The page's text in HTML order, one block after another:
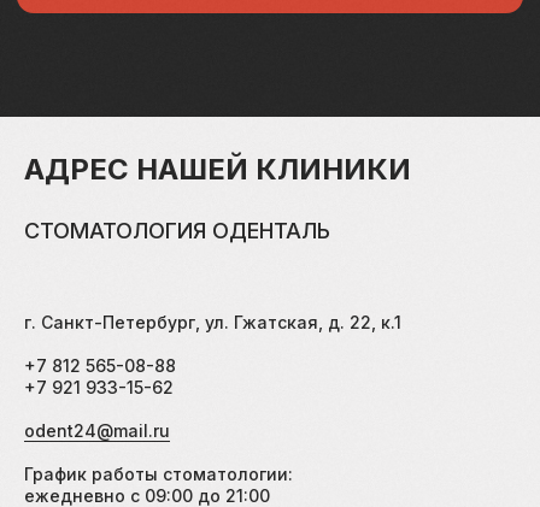
АДРЕС НАШЕЙ КЛИНИКИ
СТОМАТОЛОГИЯ ОДЕНТАЛЬ
г. Санкт-Петербург, ул. Гжатская, д. 22, к.1
+7 812 565-08-88
+7 921 933-15-62
odent24@mail.ru
График работы стоматологии:
ежедневно с 09:00 до 21:00
ЗАПИСАТЬСЯ В WHATSAPP